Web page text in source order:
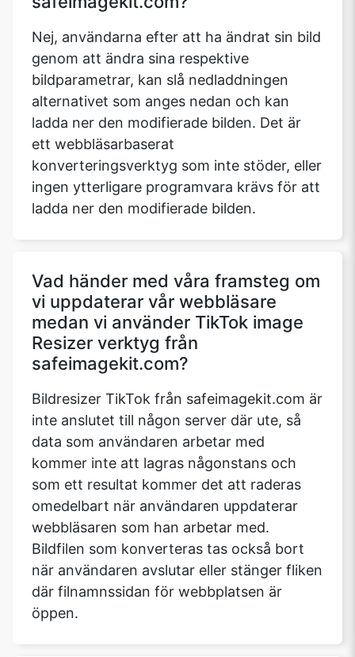
Copy Link
Nej, användarna efter att ha ändrat sin bild
genom att ändra sina respektive
bildparametrar, kan slå nedladdningen
alternativet som anges nedan och kan
ladda ner den modifierade bilden. Det är
ett webbläsarbaserat
konverteringsverktyg som inte stöder, eller
ingen ytterligare programvara krävs för att
ladda ner den modifierade bilden.
Vad händer med våra framsteg om
vi uppdaterar vår webbläsare
medan vi använder TikTok image
Resizer verktyg från
safeimagekit.com?
Bildresizer TikTok från safeimagekit.com är
inte anslutet till någon server där ute, så
data som användaren arbetar med
kommer inte att lagras någonstans och
som ett resultat kommer det att raderas
omedelbart när användaren uppdaterar
webbläsaren som han arbetar med.
Bildfilen som konverteras tas också bort
när användaren avslutar eller stänger fliken
där filnamnssidan för webbplatsen är
öppen.